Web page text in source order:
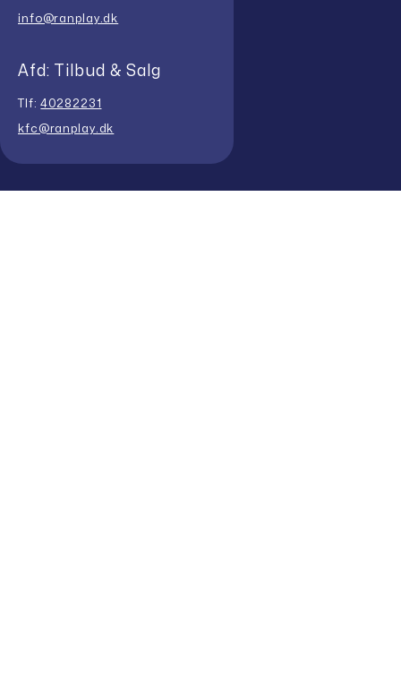
info@ranplay.dk
Afd: Tilbud & Salg
Tlf:40282231
kfc@ranplay.dk